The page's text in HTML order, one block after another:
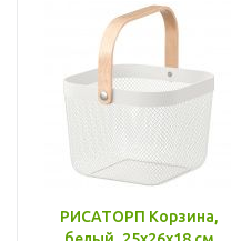
РИСАТОРП Корзина,